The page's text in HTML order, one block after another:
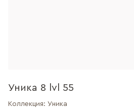
Уника 8 lvl 55
Коллекция: Уника